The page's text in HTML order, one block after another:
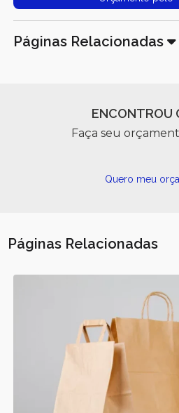
Páginas Relacionadas
ENCONTROU
Faça seu
Quero meu
Páginas Relacionadas